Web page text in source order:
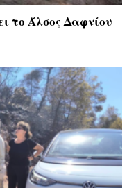
το Άλσος Δαφνίου